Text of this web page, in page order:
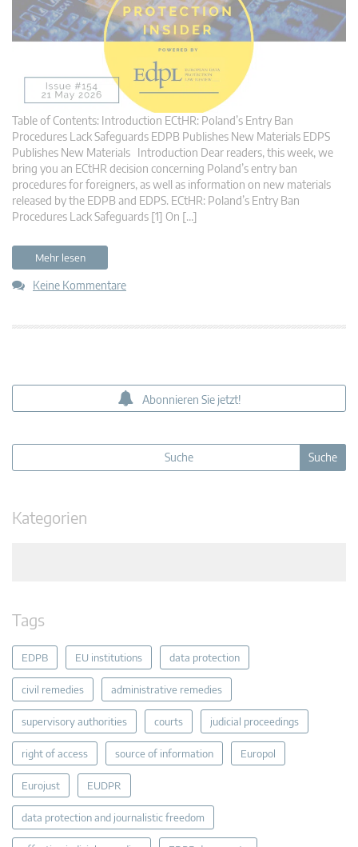
Table of Contents: Introduction ECtHR: Poland’s Entry Ban
Procedures Lack Safeguards EDPB Publishes New Materials EDPS
Publishes New Materials Introduction Dear readers, this week, we
bring you an ECtHR decision concerning Poland’s entry ban
procedures for foreigners, as well as information on new materials
released by the EDPB and EDPS. ECtHR: Poland’s Entry Ban
Procedures Lack Safeguards [1] On […]
Mehr lesen
Keine Kommentare
Abonnieren Sie jetzt!
Kategorien
Tags
EDPB EU institutions data protection
civil remedies administrative remedies
supervisory authorities courts judicial proceedings
right of access source of information Europol
Eurojust EUDPR
data protection and journalistic freedom